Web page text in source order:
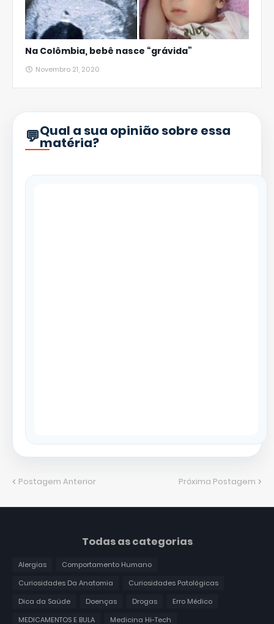
Na Colômbia, bebê nasce “grávida”
Novembro 21, 2020
Qual a sua opinião sobre essa
matéria?
Postagem Anterior Próxima Postagem
Todas as categorias
Alergias
Comportamento Humano
Curiosidades Da Anatomia
Curiosidades Patológicas
Dica da Saúde
Doenças Drogas
Erro Médico
MEDICAMENTOS E BULA
Medicina Hi-Tech